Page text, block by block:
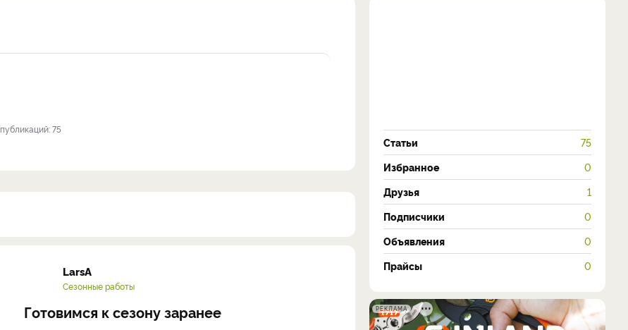
публикаций: 75
LarsA
Сезонные работы
Готовимся к сезону заранее
Статьи 75
Избранное 0
Друзья 1
Подписчики 0
Объявления 0
Прайсы 0
РЕКЛАМА